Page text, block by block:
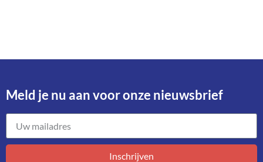
Meld je nu aan voor onze nieuwsbrief​
Inschrijven